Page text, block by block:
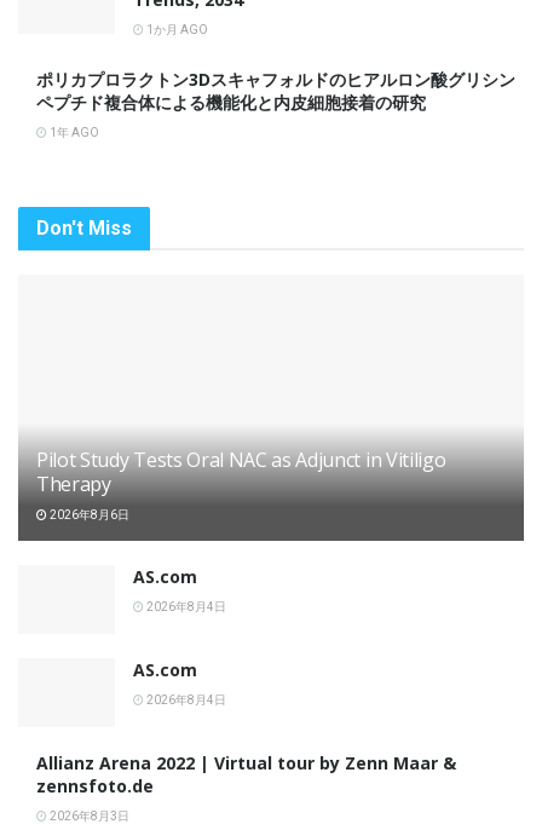
1か月 AGO
ポリカプロラクトン3Dスキャフォルドのヒアルロン酸グリシン
ペプチド複合体による機能化と内皮細胞接着の研究
1年 AGO
Don't Miss
Pilot Study Tests Oral NAC as Adjunct in Vitiligo
Therapy
2026年8月6日
AS.com
2026年8月4日
AS.com
2026年8月4日
Allianz Arena 2022 | Virtual tour by Zenn Maar &
zennsfoto.de
2026年8月3日